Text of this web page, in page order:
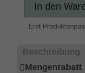
In den
Erst
Beschreibung
Mengenrabatt